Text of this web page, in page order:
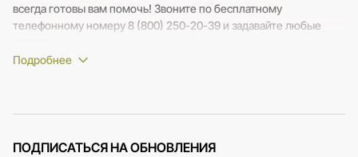
всегда готовы вам помочь! Звоните по бесплатному
телефонному номеру 8 (800) 250-20-39 и задавайте любые
ПОДПИСАТЬСЯ НА ОБНОВЛЕНИЯ